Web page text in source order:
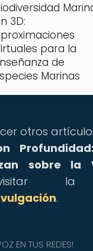
3D:
para la
de
Marinas
otros
sobre la
la
.
EN TUS REDES!